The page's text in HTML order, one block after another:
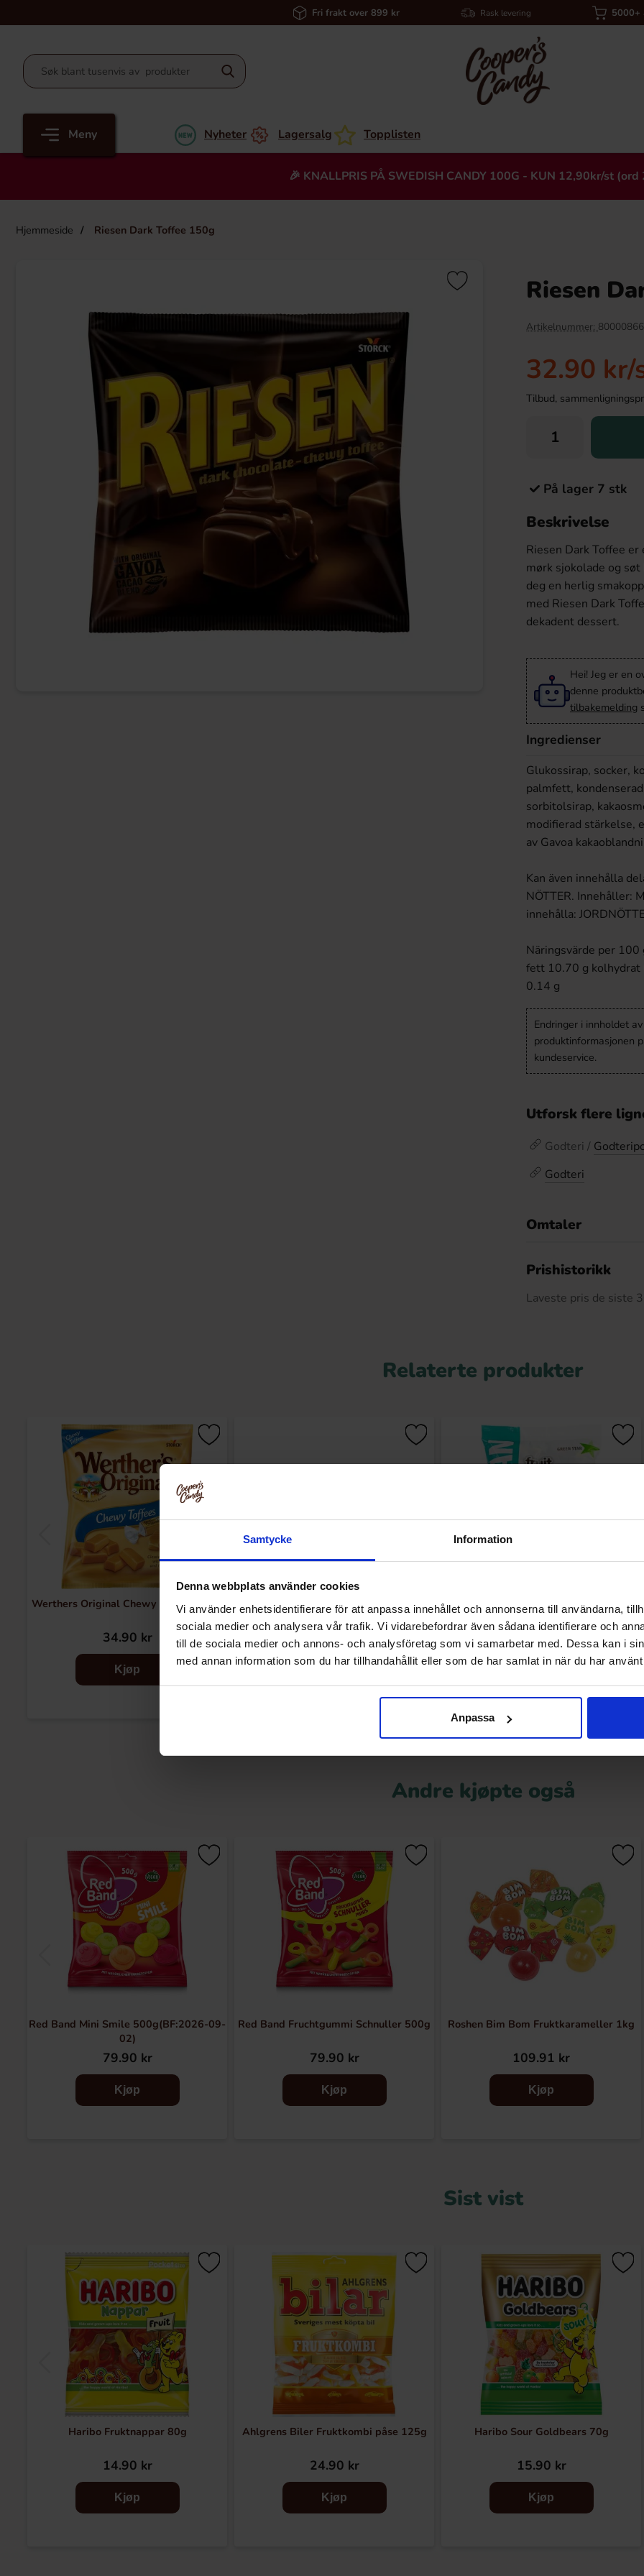
Samtycke Information
Denna webbplats använder cookies
Vi använder enhetsidentifierare för att anpassa innehållet och annonserna till användarna,
sociala medier och analysera vår trafik. Vi vidarebefordrar även sådana identifierare och
till de sociala medier och annons- och analysföretag som vi samarbetar med. Dessa kan i
med annan information som du har tillhandahållit eller som de har samlat in när du har
Anpassa
Fri frakt over 899 kr Rask levering 5000+
Meny Nyheter Lagersalg Topplisten
🎉 KNALLPRIS PÅ SWEDISH CANDY 100G - KUN 12,90kr/st (ord
Hjemmeside Riesen Dark Toffee 150g
Heading
Ritz Crackers Original 150g
29.90 kr 19.90 kr
Kinder Maxi 21g
9.90 kr
Takis Intense Nacho 100g
44.90 kr
Riesen
Artikelnummer:
32.90 kr/
Tilbud,
På lager 7 stk
Beskrivelse
Riesen Dark Toffee
mørk sjokolade og
deg en herlig
med Riesen Dark
dekadent dessert.
Hei! Jeg er en
denne
tilbakemelding
Ingredienser
Glukossirap, socker,
palmfett,
sorbitolsirap,
modifierad stärkelse,
av Gavoa
Kan även innehålla
NÖTTER. Innehåller:
innehålla:
Näringsvärde per
fett 10.70 g kolhydrat
0.14 g
Endringer i innholdet
produktinformasjonen
kundeservice.
Utforsk flere
Godteri /
Godteri
Omtaler
Prishistorikk
Laveste pris de siste
Relaterte produkter
Werthers Original Chewy Toffees 135g
34.90 kr
Kjøp
Roshen Milky Splash Toffee 150g
34.99 kr
Green Star Vegan Fruit Toffee 500g
79.90 kr
Andre kjøpte også
Red Band Mini Smile 500g(BF:2026-09-
02)
79.90 kr
Kjøp
Red Band Fruchtgummi Schnuller 500g
79.90 kr
Kjøp
Roshen Bim Bom Fruktkarameller 1kg
109.91 kr
Kjøp
Sist vist
Haribo Fruktnappar 80g
14.90 kr
Kjøp
Ahlgrens Biler Fruktkombi påse 125g
24.90 kr
Kjøp
Haribo Sour Goldbears 70g
15.90 kr
Kjøp